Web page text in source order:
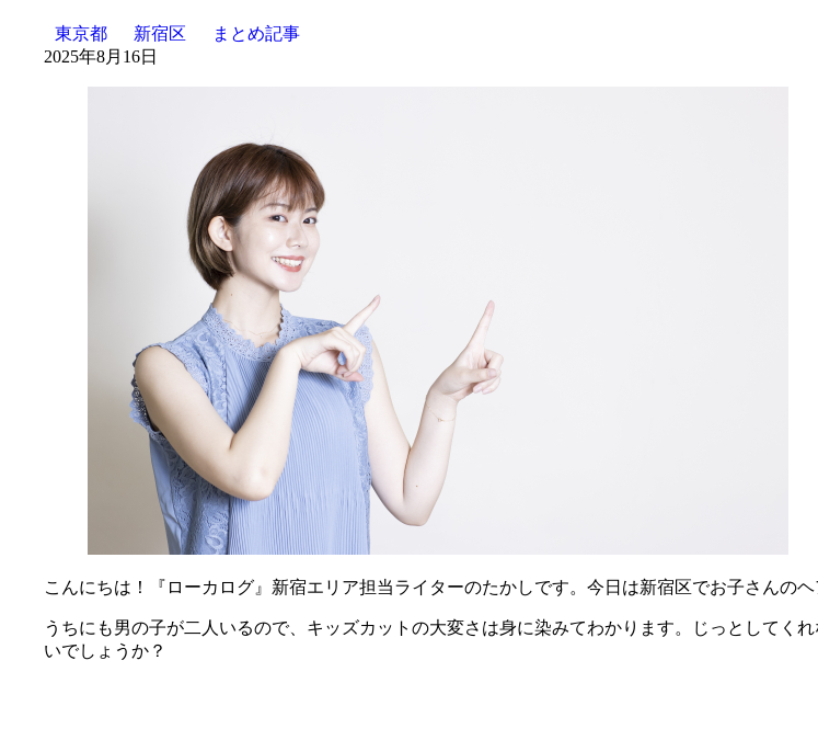
東京都 新宿区
まとめ記事
2025年8月16日
こんにちは！『ローカログ』新宿エリア担当ライターのたかしです。今日は新宿区でお子さんの
うちにも男の子が二人いるので、キッズカットの大変さは身に染みてわかります。じっとしてく
いでしょうか？